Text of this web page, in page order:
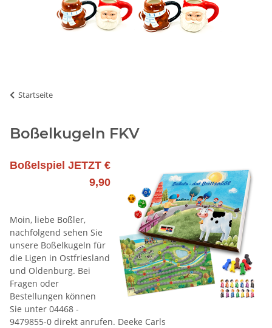
Startseite
Boßelkugeln FKV
Boßelspiel JETZT €
9,90
Moin, liebe Boßler,
nachfolgend sehen Sie
unsere Boßelkugeln für
die Ligen in Ostfriesland
und Oldenburg. Bei
Fragen oder
Bestellungen können
Sie unter 04468 -
9479855-0 direkt anrufen. Deeke Carls